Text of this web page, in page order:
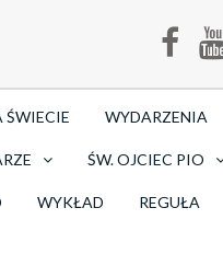
ŚWIECIE WYDARZENIA
ŚW. OJCIEC PIO
WYKŁAD REGUŁA